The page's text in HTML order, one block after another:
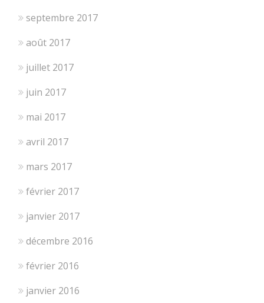
septembre 2017
août 2017
juillet 2017
juin 2017
mai 2017
avril 2017
mars 2017
février 2017
janvier 2017
décembre 2016
février 2016
janvier 2016